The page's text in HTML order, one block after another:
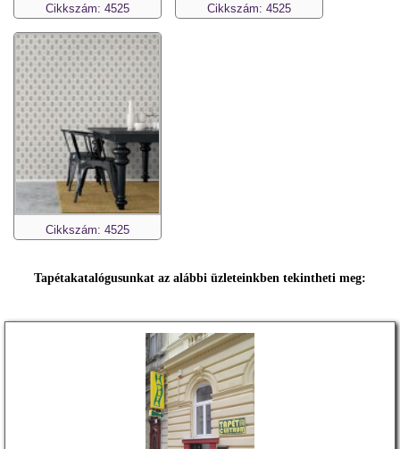
Cikkszám: 4525 Cikkszám: 4525
Cikkszám: 4525
Tapétakatalógusunkat az alábbi üzleteinkben tekintheti meg: